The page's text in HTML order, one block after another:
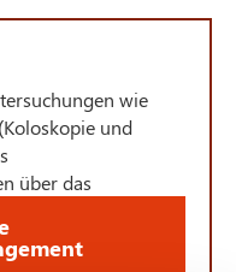
wie
und
über das